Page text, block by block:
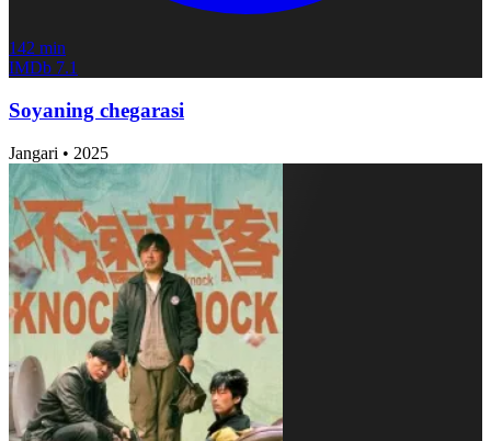
142 min
IMDb 7.1
Soyaning chegarasi
Jangari • 2025